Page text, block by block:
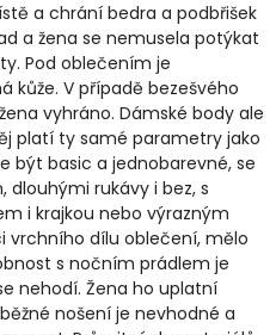
a chrání bedra a podbřišek
a žena se nemusela potýkat
Pod oblečením je
kůže. V případě bezešvého
vyhráno. Dámské body ale
platí ty samé parametry jako
být basic a jednobarevné, se
dlouhými rukávy i bez, s
i krajkou nebo výrazným
vrchního dílu oblečení, mělo
s nočním prádlem je
nehodí. Žena ho uplatní
nošení je nevhodné a